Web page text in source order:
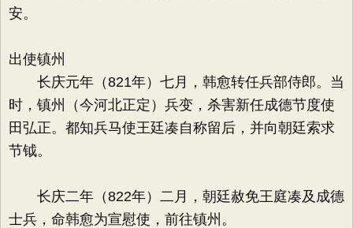
安。
出使镇州
长庆元年（821年）七月，韩愈转任兵部侍郎。当
时，镇州（今河北正定）兵变，杀害新任成德节度使
田弘正。都知兵马使王廷凑自称留后，并向朝廷索求
节钺。
长庆二年（822年）二月，朝廷赦免王庭凑及成德
士兵，命韩愈为宣慰使，前往镇州。